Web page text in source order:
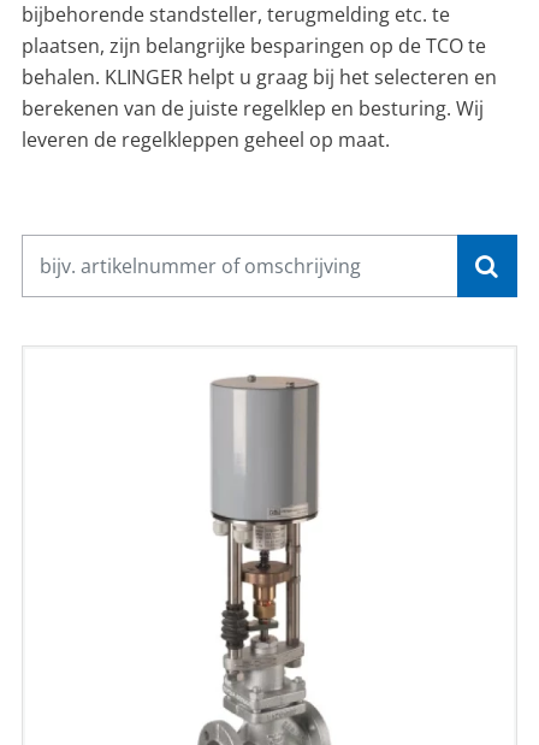
bijbehorende standsteller, terugmelding etc. te
plaatsen, zijn belangrijke besparingen op de TCO te
behalen. KLINGER helpt u graag bij het selecteren en
berekenen van de juiste regelklep en besturing. Wij
leveren de regelkleppen geheel op maat.